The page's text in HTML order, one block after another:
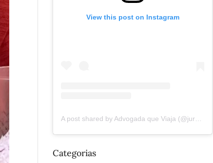
View this post on Instagram
A post shared by Advogada que Viaja (@juremacintra)
Categorias